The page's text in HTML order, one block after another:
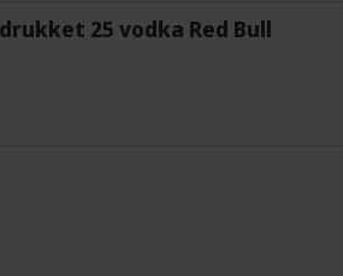
25 vodka Red Bull